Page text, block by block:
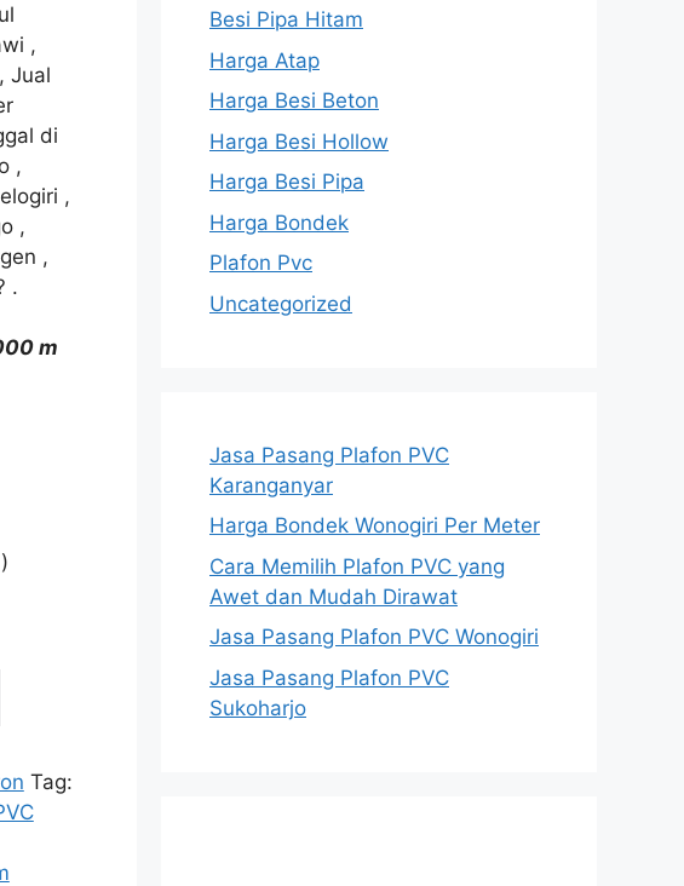
,
Jual
di
,
,
,
,
.
m
Tag:
Besi Pipa Hitam
Harga Atap
Harga Besi Beton
Harga Besi Hollow
Harga Besi Pipa
Harga Bondek
Plafon Pvc
Uncategorized
Jasa Pasang Plafon PVC
Karanganyar
Harga Bondek Wonogiri Per Meter
Cara Memilih Plafon PVC yang
Awet dan Mudah Dirawat
Jasa Pasang Plafon PVC Wonogiri
Jasa Pasang Plafon PVC
Sukoharjo